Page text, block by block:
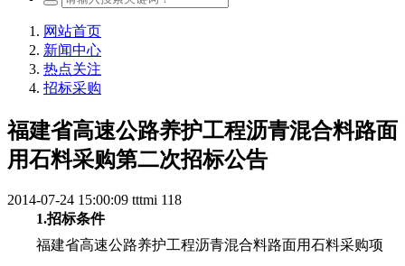
网站首页
新闻中心
热点关注
招标采购
福建省高速公路养护工程沥青混合料路面
用石料采购第二次招标公告
2014-07-24 15:00:09 tttmi 118
1.招标条件
福建省高速公路养护工程沥青混合料路面用石料采购项